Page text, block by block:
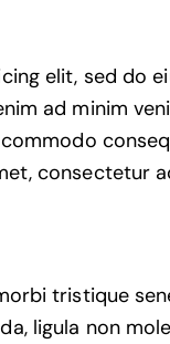
elit, sed do
ad minim
consectetur
tristique
ligula non